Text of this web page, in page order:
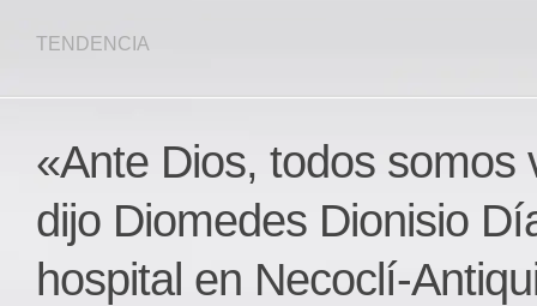
Politica
Deportes
JUDICIAL
REGIONAL
TENDENCIA
«Ante Dios, todos somos
dijo Diomedes Dionisio
hospital en Necoclí-